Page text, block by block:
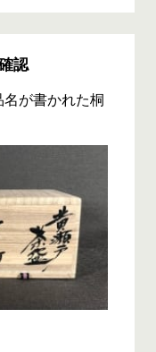
認
が書かれた桐